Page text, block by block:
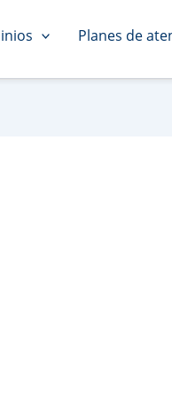
Planes de